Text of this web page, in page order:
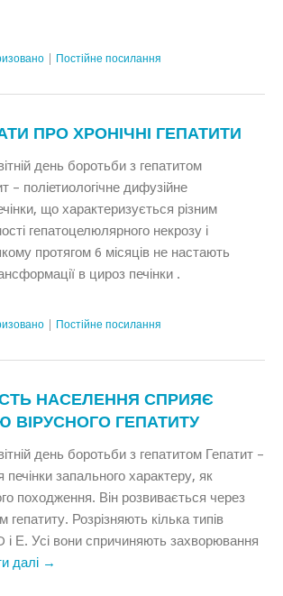
Постійне посилання
ПРО ХРОНІЧНІ ГЕПАТИТИ
день боротьби з гепатитом
– поліетиологічне дифузійне
що характеризується різним
гепатоцелюлярного некрозу і
протягом 6 місяців не настають
в цироз печінки .
Постійне посилання
НАСЕЛЕННЯ СПРИЯЄ
ГЕПАТИТУ
день боротьби з гепатитом Гепатит –
запального характеру, як
походження. Він розвивається через
гепатиту. Розрізняють кілька типів
і Е. Усі вони спричиняють захворювання
далі →